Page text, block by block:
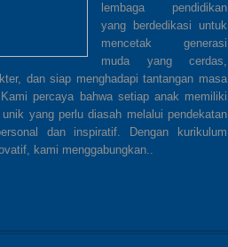
lembaga pendidikan
yang berdedikasi untuk
mencetak generasi
muda yang cerdas,
dan siap menghadapi tantangan masa
percaya bahwa setiap anak memiliki
unik yang perlu diasah melalui pendekatan
dan inspiratif. Dengan kurikulum
kami menggabungkan..